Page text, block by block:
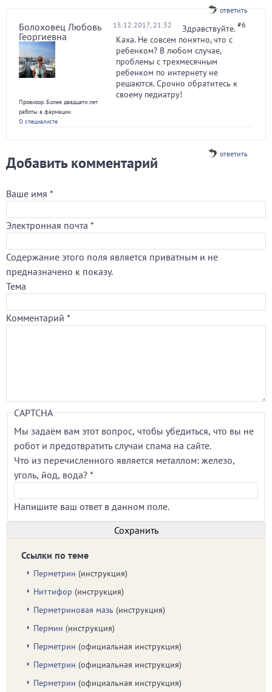
ответить
Болоховец Любовь
Георгиевна
Провизор. Более двадцати лет
работы в фармации.
О специалисте
15.12.2017, 21:32 #6
Здравствуйте.
Каха. Не совсем понятно, что с
ребенком? В любом случае,
проблемы с трехмесячным
ребенком по интернету не
решаются. Срочно обратитесь к
своему педиатру!
ответить
Добавить комментарий
Ваше имя *
Электронная почта *
Содержание этого поля является приватным и не
предназначено к показу.
Тема
Комментарий *
CAPTCHA
Мы задаём вам этот вопрос, чтобы убедиться, что вы не
робот и предотвратить случаи спама на сайте.
Что из перечисленного является металлом: железо,
уголь, йод, вода? *
Напишите ваш ответ в данном поле.
Ссылки по теме
Перметрин (инструкция)
Ниттифор (инструкция)
Перметриновая мазь (инструкция)
Пермин (инструкция)
Перметрин (официальная инструкция)
Перметрин (официальная инструкция)
Перметрин (официальная инструкция)